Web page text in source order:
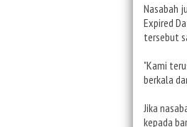
Nasabah
Expired
tersebut
"Kami
berkala
Jika
kepada